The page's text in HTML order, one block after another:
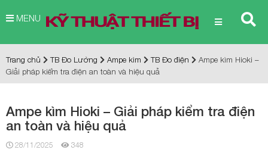
MENU
Trang chủ TB Đo Lường Ampe kìm TB Đo điện
Ampe kìm Hioki –
Giải pháp kiểm tra điện an toàn và hiệu quả
Ampe kìm Hioki – Giải pháp kiểm tra điện
an toàn và hiệu quả
28/11/2025 348